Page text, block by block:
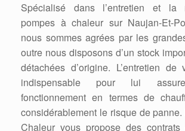
Spécialisé dans l’entretien et la
pompes à chaleur sur Naujan-Et-
nous sommes agrées par les
outre nous disposons d’un stock
détachées d’origine. L’entretien
indispensable pour lui
fonctionnement en termes de
considérablement le risque de
Chaleur vous propose des contrats